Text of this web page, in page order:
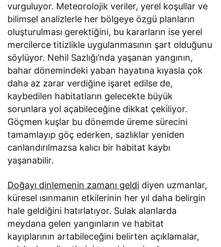
vurguluyor. Meteorolojik veriler, yerel koşullar ve
bilimsel analizlerle her bölgeye özgü planların
oluşturulması gerektiğini, bu kararların ise yerel
mercilerce titizlikle uygulanmasının şart olduğunu
söylüyor. Nehil Sazlığı’nda yaşanan yangının,
bahar dönemindeki yaban hayatına kıyasla çok
daha az zarar verdiğine işaret edilse de,
kaybedilen habitatların gelecekte büyük
sorunlara yol açabileceğine dikkat çekiliyor.
Göçmen kuşlar bu dönemde üreme sürecini
tamamlayıp göç ederken, sazlıklar yeniden
canlandırılmazsa kalıcı bir habitat kaybı
yaşanabilir.
Doğayı dinlemenin zamanı geldi diyen uzmanlar,
küresel ısınmanın etkilerinin her yıl daha belirgin
hale geldiğini hatırlatıyor. Sulak alanlarda
meydana gelen yangınların ve habitat
kayıplarının artabileceğini belirten açıklamalar,